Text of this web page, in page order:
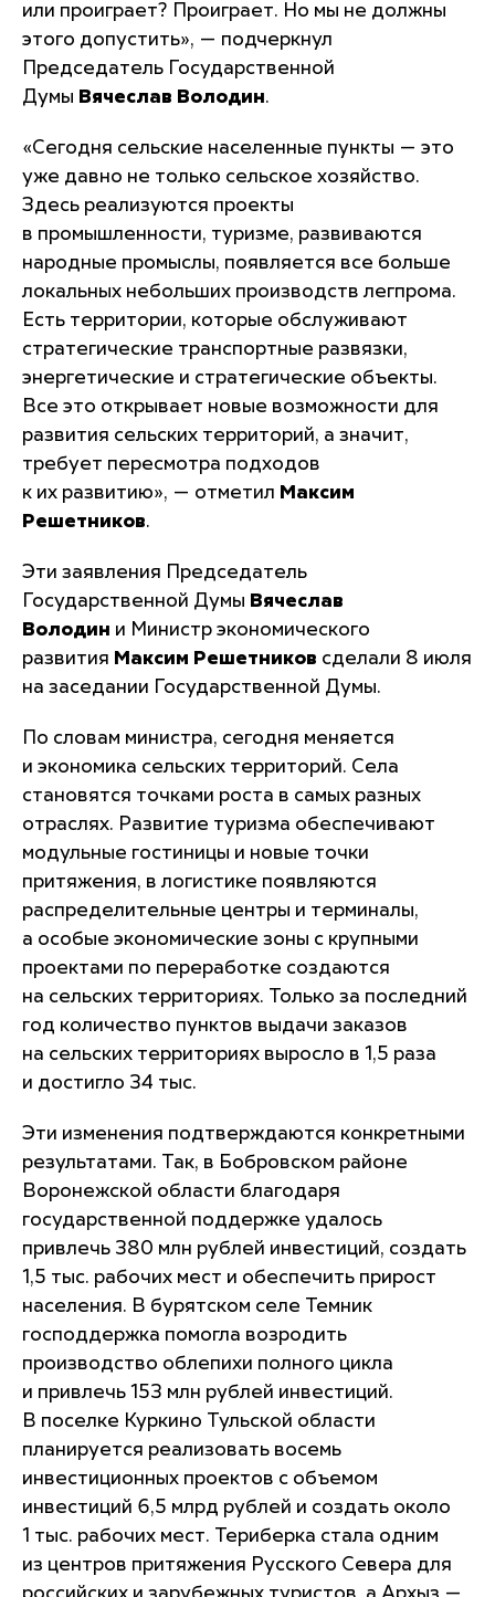
или проиграет? Проиграет. Но мы не должны
этого допустить», — подчеркнул
Председатель Государственной
Думы Вячеслав Володин.
«Сегодня сельские населенные пункты — это
уже давно не только сельское хозяйство.
Здесь реализуются проекты
в промышленности, туризме, развиваются
народные промыслы, появляется все больше
локальных небольших производств легпрома.
Есть территории, которые обслуживают
стратегические транспортные развязки,
энергетические и стратегические объекты.
Все это открывает новые возможности для
развития сельских территорий, а значит,
требует пересмотра подходов
к их развитию», — отметил Максим
Решетников.
Эти заявления Председатель
Государственной Думы Вячеслав
Володин и Министр экономического
развития Максим Решетников сделали 8 июля
на заседании Государственной Думы.
По словам министра, сегодня меняется
и экономика сельских территорий. Села
становятся точками роста в самых разных
отраслях. Развитие туризма обеспечивают
модульные гостиницы и новые точки
притяжения, в логистике появляются
распределительные центры и терминалы,
а особые экономические зоны с крупными
проектами по переработке создаются
на сельских территориях. Только за последний
год количество пунктов выдачи заказов
на сельских территориях выросло в 1,5 раза
и достигло 34 тыс.
Эти изменения подтверждаются конкретными
результатами. Так, в Бобровском районе
Воронежской области благодаря
государственной поддержке удалось
привлечь 380 млн рублей инвестиций, создать
1,5 тыс. рабочих мест и обеспечить прирост
населения. В бурятском селе Темник
господдержка помогла возродить
производство облепихи полного цикла
и привлечь 153 млн рублей инвестиций.
В поселке Куркино Тульской области
планируется реализовать восемь
инвестиционных проектов с объемом
инвестиций 6,5 млрд рублей и создать около
1 тыс. рабочих мест. Териберка стала одним
из центров притяжения Русского Севера для